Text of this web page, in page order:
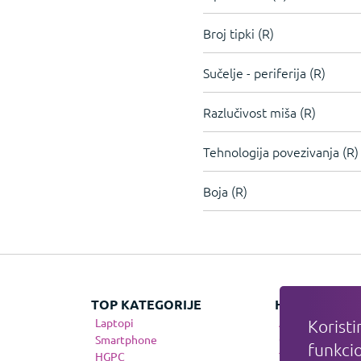
Broj tipki (R)
Sučelje - periferija (R)
Razlučivost miša (R)
Tehnologija povezivanja (R)
Boja (R)
TOP KATEGORIJE
Laptopi
Smartphone
HGPC
HIT
Apple
Gaming
Telefonija